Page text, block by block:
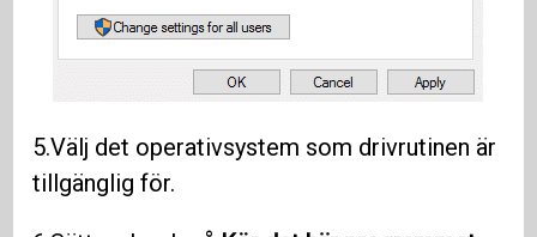
5.Välj det operativsystem som drivrutinen är
tillgänglig för.